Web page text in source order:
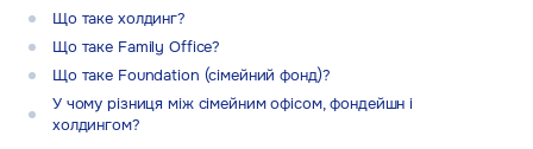
Що таке холдинг?
Що таке Family Office?
Що таке Foundation (сімейний фонд)?
У чому різниця між сімейним офісом, фондейшн і
холдингом?